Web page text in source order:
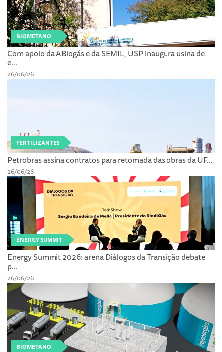
BIOMETANO
Com apoio da ABiogás e da SEMIL, USP inaugura usina de
e...
26/06/26
FERTILIZANTES
Petrobras assina contratos para retomada das obras da UF...
26/06/26
ENERGY SUMMIT
Energy Summit 2026: arena Diálogos da Transição debate
p...
26/06/26
BIOMETANO